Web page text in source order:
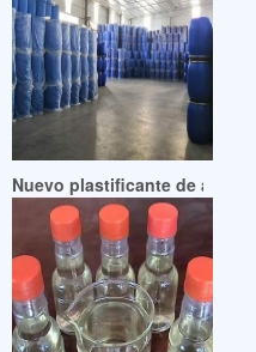
Hexamoll DINCH UK
Nuevo plastificante de alto